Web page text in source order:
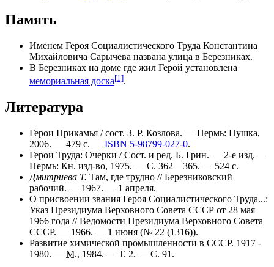
Память
Именем Героя Социалистического Труда Константина
Михайловича Сарычева названа улица в Березниках.
В Березниках на доме где жил Герой установлена
мемориальная доска[1].
Литература
Герои Прикамья / сост. З. Р. Козлова. — Пермь: Пушка,
2006. — 479 с. — ISBN 5-98799-027-0.
Герои Труда: Очерки / Сост. и ред. Б. Грин. — 2-е изд. —
Пермь: Кн. изд-во, 1975. — С. 362—365. — 524 с.
Дмитриева Т. Там, где трудно // Березниковский
рабочий. — 1967. — 1 апреля.
О присвоении звания Героя Социалистического Труда...:
Указ Президиума Верховного Совета СССР от 28 мая
1966 года // Ведомости Президиума Верховного Совета
СССР. — 1966. — 1 июня (№ 22 (1316)).
Развитие химической промышленности в СССР. 1917 -
1980. — М., 1984. — Т. 2. — С. 91.